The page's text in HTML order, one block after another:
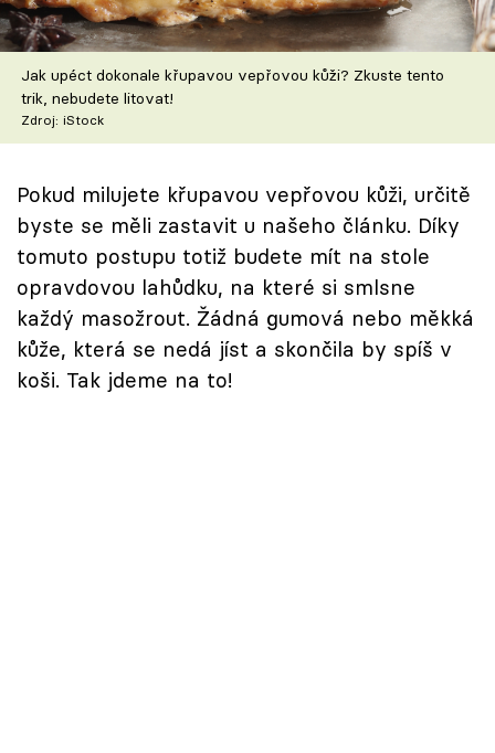
Speciál: Cuketa
Těhotnej kuchař
Sledujte prima+
Přihlášení
Sledujte nás
Jak upéct dokonale křupavou vepřovou kůži? Zkuste tento
trik, nebudete litovat!
Zdroj: iStock
Pokud milujete křupavou vepřovou kůži, určitě
byste se měli zastavit u našeho článku. Díky
tomuto postupu totiž budete mít na stole
opravdovou lahůdku, na které si smlsne
každý masožrout. Žádná gumová nebo měkká
kůže, která se nedá jíst a skončila by spíš v
koši. Tak jdeme na to!